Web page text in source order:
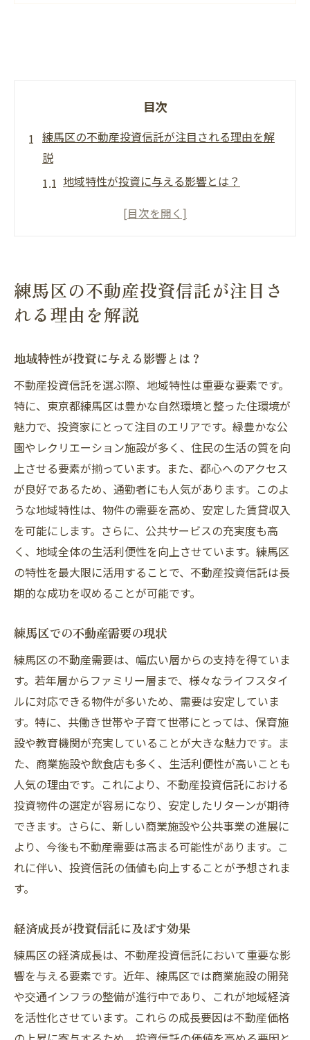
目次
練馬区の不動産投資信託が注目される理由を解
説
地域特性が投資に与える影響とは？
練馬区での不動産需要の現状
成功事例から学ぶ練馬区の魅力
初心者必見！練馬区で不動産投資信託を始める
初めての投資信託に必要な知識とは
投資目的に応じた商品の選び方
練馬区での市場調査の重要性
専門家のサポートを受けるメリット
投資初心者向けのリスク管理方法
実際に投資する際の基本プロセス
リスクを最小限に抑えるための不動産投資信託
の選び方
リスク管理の基本を学ぶ
信頼できる運用会社の見極め方
分散投資でリスクを軽減する方法
市場動向を常にチェックする習慣
リスクシナリオを事前に立てる重要性
練馬区エリアの特性がもたらす不動産投資のメ
リット
緑豊かな環境が魅力を高める
住みやすさが不動産価値を上昇させる
交通アクセスの良さが投資に与える影響
地域コミュニティの活性化がもたらす恩恵
教育施設の充実がファミリー世帯を惹きつ
ける
将来的な都市開発計画の影響
長期的資産形成における投資信託の役割
配当収益を活用した資産の増やし方
定期的なリバランスの重要性
市場変動に強いポートフォリオ構築法
資産運用における税制の理解
練馬区の不動産投資信託が注目さ
れる理由を解説
地域特性が投資に与える影響とは？
不動産投資信託を選ぶ際、地域特性は重要な要素です。
特に、東京都練馬区は豊かな自然環境と整った住環境が
魅力で、投資家にとって注目のエリアです。緑豊かな公
園やレクリエーション施設が多く、住民の生活の質を向
上させる要素が揃っています。また、都心へのアクセス
が良好であるため、通勤者にも人気があります。このよ
うな地域特性は、物件の需要を高め、安定した賃貸収入
を可能にします。さらに、公共サービスの充実度も高
く、地域全体の生活利便性を向上させています。練馬区
の特性を最大限に活用することで、不動産投資信託は長
期的な成功を収めることが可能です。
練馬区での不動産需要の現状
練馬区の不動産需要は、幅広い層からの支持を得ていま
す。若年層からファミリー層まで、様々なライフスタイ
ルに対応できる物件が多いため、需要は安定していま
す。特に、共働き世帯や子育て世帯にとっては、保育施
設や教育機関が充実していることが大きな魅力です。ま
た、商業施設や飲食店も多く、生活利便性が高いことも
人気の理由です。これにより、不動産投資信託における
投資物件の選定が容易になり、安定したリターンが期待
できます。さらに、新しい商業施設や公共事業の進展に
より、今後も不動産需要は高まる可能性があります。こ
れに伴い、投資信託の価値も向上することが予想されま
す。
経済成長が投資信託に及ぼす効果
練馬区の経済成長は、不動産投資信託において重要な影
響を与える要素です。近年、練馬区では商業施設の開発
や交通インフラの整備が進行中であり、これが地域経済
を活性化させています。これらの成長要因は不動産価格